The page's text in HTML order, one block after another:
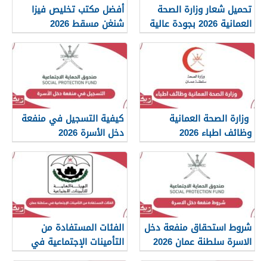
تحميل شعار وزارة الصحة
العمانية 2026 بجودة عالية
png
أفضل مكتب تخليص فيزا
شنغن مسقط 2026
وزارة الصحة العمانية
وظائف اطباء 2026
كيفية التسجيل في منفعة
دخل الأسرة 2026
شروط استحقاق منفعة دخل
الاسرة سلطنة عمان 2026
الفئات المستفادة من
التأمينات الإجتماعية في
سلطنة عمان 2026